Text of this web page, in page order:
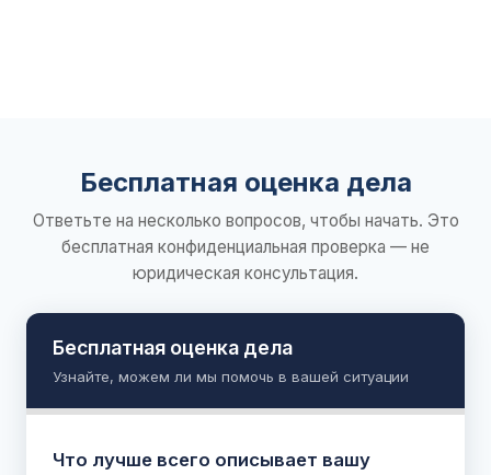
Бесплатная оценка дела
Ответьте на несколько вопросов, чтобы начать. Это
бесплатная конфиденциальная проверка — не
юридическая консультация.
Бесплатная оценка дела
Узнайте, можем ли мы помочь в вашей ситуации
Что лучше всего описывает вашу